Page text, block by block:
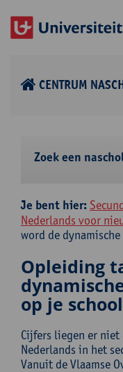
CENTRUM
Zoek een
Je bent hier:
Nederlands voor
word de
Opleiding
op je school
Cijfers liegen er niet
Nederlands in het
Vanuit de Vlaamse